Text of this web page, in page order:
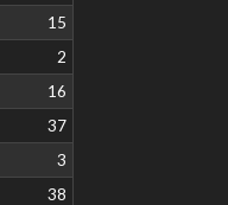
15
2
16
37
3
38